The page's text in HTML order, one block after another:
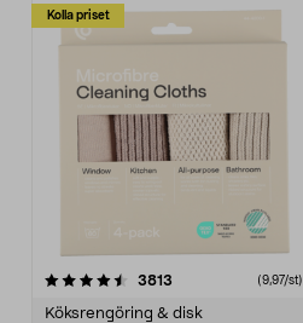
Kolla priset
3813 (9,97/st)
Köksrengöring & disk
4.0av 5 stjärnor